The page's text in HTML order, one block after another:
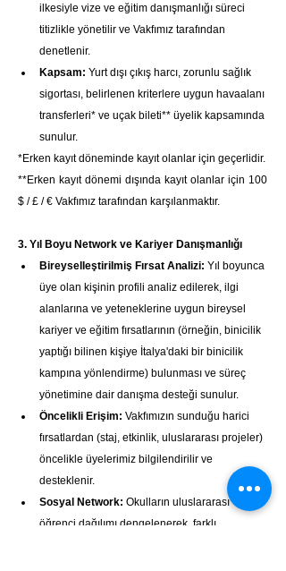
ilkesiyle vize ve eğitim danışmanlığı süreci
titizlikle yönetilir ve Vakfımız tarafından
denetlenir.
Kapsam: Yurt dışı çıkış harcı, zorunlu sağlık
sigortası, belirlenen kriterlere uygun havaalanı
transferleri* ve uçak bileti** üyelik kapsamında
sunulur.
*Erken kayıt döneminde kayıt olanlar için geçerlidir.
**Erken kayıt dönemi dışında kayıt olanlar için 100
$ / £ / € Vakfımız tarafından karşılanmaktır.
3. Yıl Boyu Network ve Kariyer Danışmanlığı
Bireyselleştirilmiş Fırsat Analizi: Yıl boyunca
üye olan kişinin profili analiz edilerek, ilgi
alanlarına ve yeteneklerine uygun bireysel
kariyer ve eğitim fırsatlarının (örneğin, binicilik
yaptığı bilinen kişiye İtalya'daki bir binicilik
kampına yönlendirme) bulunması ve süreç
yönetimine dair danışma desteği sunulur.
Öncelikli Erişim: Vakfımızın sunduğu harici
fırsatlardan (staj, etkinlik, uluslararası projeler)
öncelikle üyelerimiz bilgilendirilir ve
desteklenir.
Sosyal Network: Okulların uluslararası
öğrenci dağılımı dengelenerek, farklı